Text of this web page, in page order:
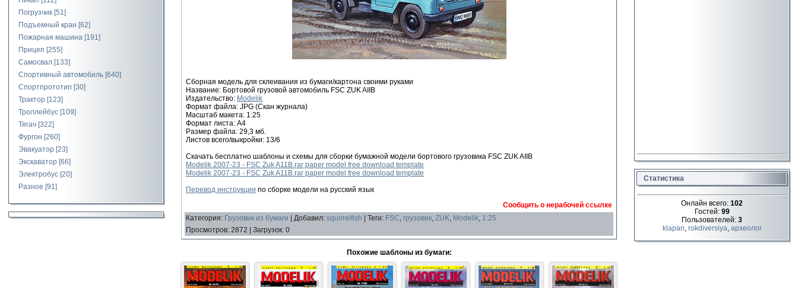
Погрузчик [51]
Подъемный кран [62]
Пожарная машина [191]
Прицеп [255]
Самосвал [133]
Спортивный автомобиль [640]
Спортпрототип [30]
Трактор [123]
Троллейбус [109]
Тягач [322]
Фургон [260]
Эвакуатор [23]
Экскаватор [66]
Электробус [20]
Разное [91]
Сборная модель для склеивания из бумаги/картона своими руками
Название: Бортовой грузовой автомобиль FSC ZUK AIIB
Издательство: Modelik
Формат файла: JPG (Скан журнала)
Масштаб макета: 1:25
Формат листа: А4
Размер файла: 29,3 мб.
Листов всего/выкройки: 13/6
Скачать бесплатно шаблоны и схемы для сборки бумажной модели бортового грузовика FSC ZUK AIIB
Modelik 2007-23 - FSC Zuk A11B.rar paper model free download template
Modelik 2007-23 - FSC Zuk A11B.rar paper model free download template
Перевод инструкции по сборке модели на русский язык
Сообщить о нерабочей ссылке
Категория: Грузовик из бумаги Добавил: squirrelfish Теги: FSC, грузовик, ZUK, Modelik, 1:25
Просмотров: 2872 Загрузок: 0
Похожие шаблоны из бумаги:
Статистика
Онлайн всего: 102
Гостей: 99
Пользователей: 3
klapan, rokdiversiya, археолог